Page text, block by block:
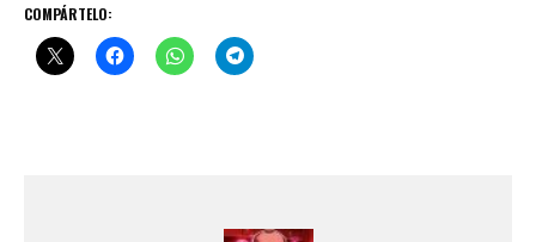
COMPÁRTELO: